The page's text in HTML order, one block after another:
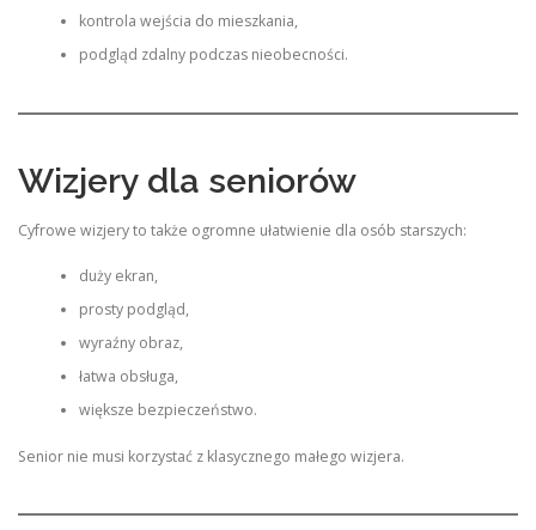
kontrola wejścia do mieszkania,
podgląd zdalny podczas nieobecności.
Wizjery dla seniorów
Cyfrowe wizjery to także ogromne ułatwienie dla osób starszych:
duży ekran,
prosty podgląd,
wyraźny obraz,
łatwa obsługa,
większe bezpieczeństwo.
Senior nie musi korzystać z klasycznego małego wizjera.